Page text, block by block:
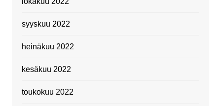
syyskuu 2022
heinäkuu 2022
kesäkuu 2022
toukokuu 2022